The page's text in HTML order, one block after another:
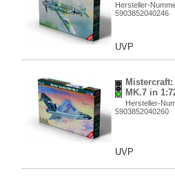
Hersteller-
5903852040246
UVP
MK.7 in
Hersteller-
5903852040260
UVP